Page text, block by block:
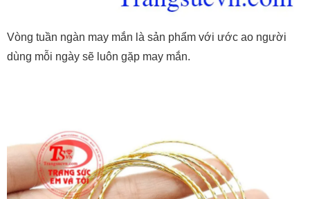
Vòng tuần ngàn may mắn là sản phẩm với ước ao người
dùng mỗi ngày sẽ luôn gặp may mắn.